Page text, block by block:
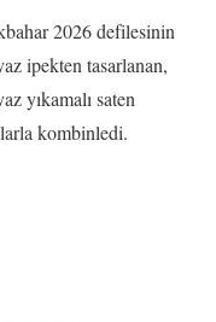
2026 defilesinin
ipekten tasarlanan,
yıkamalı saten
kombinledi.